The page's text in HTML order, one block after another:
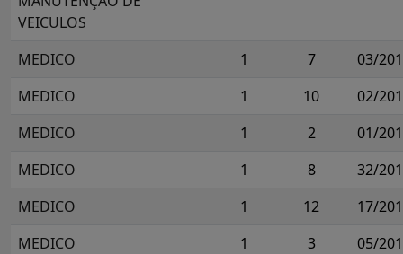
VEICULOS
MEDICO 1 7
03/
MEDICO
1 10
02/
MEDICO
1 2
01/
MEDICO
1 8
32/
MEDICO
1 12
17/
MEDICO
1 3
05/